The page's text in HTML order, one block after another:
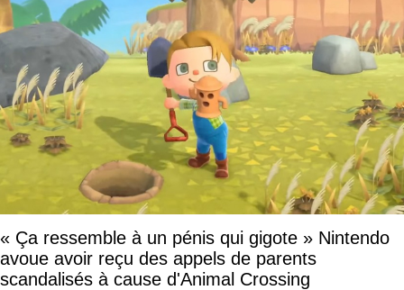
« Ça ressemble à un pénis qui gigote » Nintendo
avoue avoir reçu des appels de parents
scandalisés à cause d'Animal Crossing